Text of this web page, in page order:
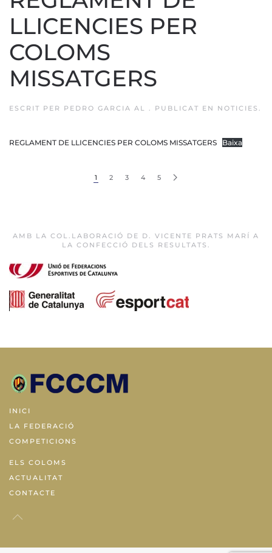
LLICENCIES PER
COLOMS
MISSATGERS
ESCRIT PER PEDRO GARCIA AL . PUBLICAT EN NOTICIES
REGLAMENT DE LLICENCIES PER COLOMS MISSATGERS Baixa
1 2 3 4 5
AMB LA COL.LABORACIÓ DE D. VICENTE PRATS MARÍ A
LA CONFECCIÓ DELS RESULTATS.
INICI
LA FEDERACIÓ
COMPETICIONS
ELS COLOMS
ACTUALITAT
CONTACTE